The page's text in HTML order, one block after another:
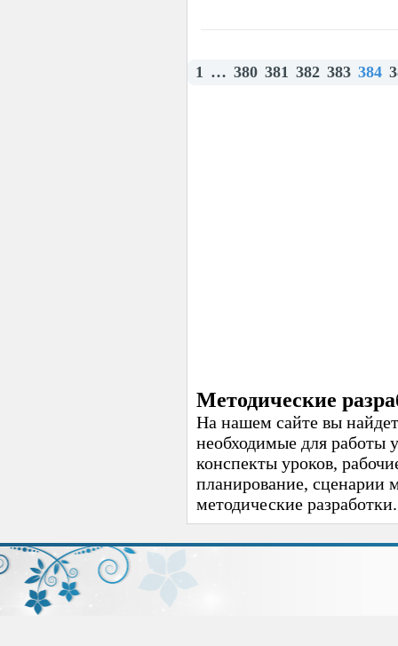
1 … 380 381 382 383 384
Методические
На нашем сайте вы
необходимые для работы
конспекты уроков,
планирование, сценарии
методические разработки.